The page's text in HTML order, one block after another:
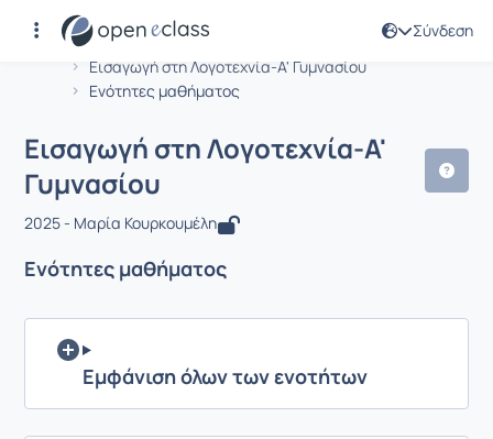
Σύνδεση
Αρχική Σελίδα
Εισαγωγή στη Λογοτεχνία-Α' Γυμνασίου
Ενότητες μαθήματος
Μάθημα : Εισαγωγή στη Λογοτεχνία-
Εισαγωγή στη Λογοτεχνία-Α'
Γυμνασίου
2025 - Μαρία Κουρκουμέλη
Ενότητες μαθήματος
Εμφάνιση όλων των ενοτήτων